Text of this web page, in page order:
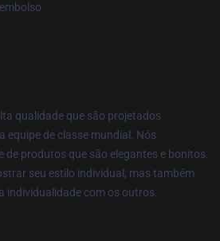
qualidade que são projetados
equipe de classe mundial. Nós
produtos que são elegantes e bonitos.
seu estilo individual, mas também
individualidade com os outros.